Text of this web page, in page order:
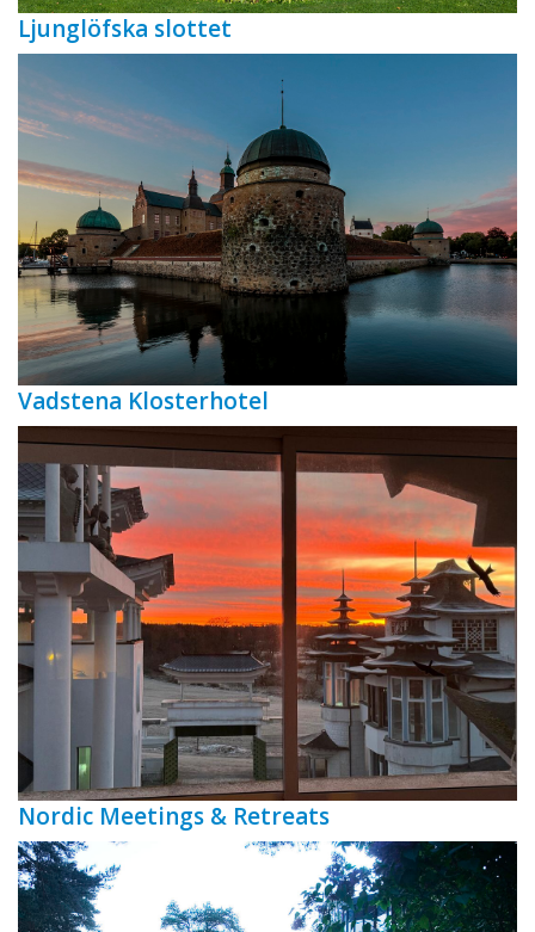
Ljunglöfska slottet
Vadstena Klosterhotel
Nordic Meetings & Retreats